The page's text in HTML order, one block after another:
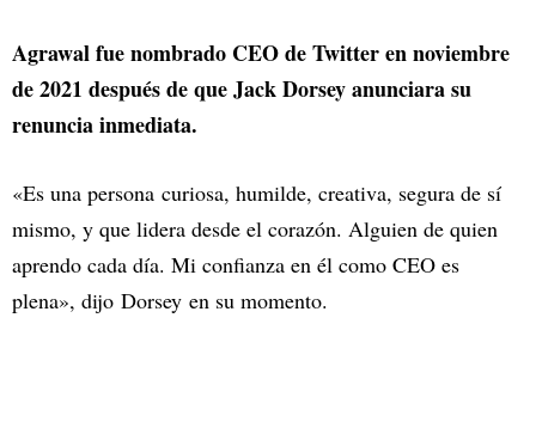
Agrawal fue nombrado CEO de Twitter en noviembre
de 2021 después de que Jack Dorsey anunciara su
renuncia inmediata.
«Es una persona curiosa, humilde, creativa, segura de sí
mismo, y que lidera desde el corazón. Alguien de quien
aprendo cada día. Mi confianza en él como CEO es
plena», dijo Dorsey en su momento.